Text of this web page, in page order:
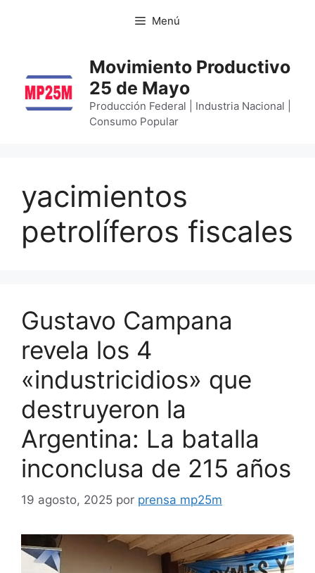
Menú
Movimiento Productivo
25 de Mayo
Producción Federal | Industria Nacional |
Consumo Popular
yacimientos
petrolíferos fiscales
Gustavo Campana
revela los 4
«industricidios» que
destruyeron la
Argentina: La batalla
inconclusa de 215 años
19 agosto, 2025 por prensa mp25m